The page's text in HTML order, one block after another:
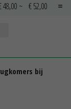
48,00 ~ € 52,00
bij